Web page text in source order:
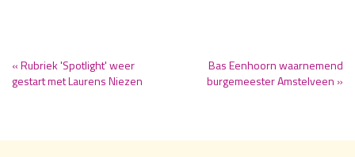
« Rubriek 'Spotlight' weer
gestart met Laurens Niezen
Bas Eenhoorn waarnemend
burgemeester Amstelveen »